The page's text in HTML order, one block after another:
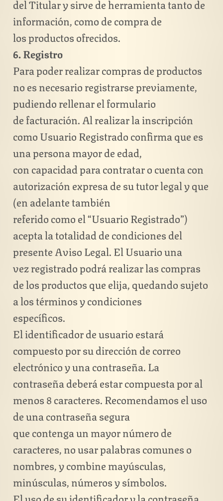
del Titular y sirve de herramienta tanto de
información, como de compra de
los productos ofrecidos.
6. Registro
Para poder realizar compras de productos
no es necesario registrarse previamente,
pudiendo rellenar el formulario
de facturación. Al realizar la inscripción
como Usuario Registrado confirma que es
una persona mayor de edad,
con capacidad para contratar o cuenta con
autorización expresa de su tutor legal y que
(en adelante también
referido como el “Usuario Registrado”)
acepta la totalidad de condiciones del
presente Aviso Legal. El Usuario una
vez registrado podrá realizar las compras
de los productos que elija, quedando sujeto
a los términos y condiciones
específicos.
El identificador de usuario estará
compuesto por su dirección de correo
electrónico y una contraseña. La
contraseña deberá estar compuesta por al
menos 8 caracteres. Recomendamos el uso
de una contraseña segura
que contenga un mayor número de
caracteres, no usar palabras comunes o
nombres, y combine mayúsculas,
minúsculas, números y símbolos.